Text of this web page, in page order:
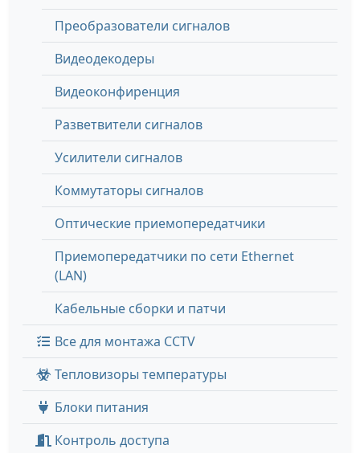
Преобразователи сигналов
Видеодекодеры
Видеоконфиренция
Разветвители сигналов
Усилители сигналов
Коммутаторы сигналов
Оптические приемопередатчики
Приемопередатчики по сети Ethernet
(LAN)
Кабельные сборки и патчи
Все для монтажа CCTV
Тепловизоры температуры
Блоки питания
Контроль доступа